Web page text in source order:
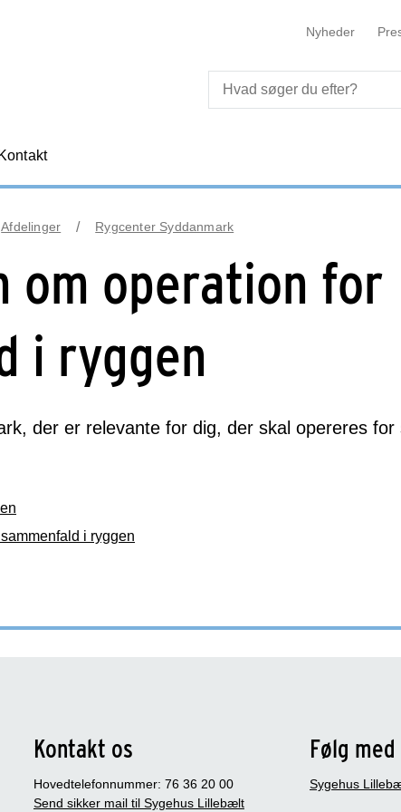
Nyheder
Kontakt
Afdelinger Rygcenter Syddanmark
om operation for
i ryggen
der er relevante for dig, der skal opereres for
i ryggen
Kontakt os
Hovedtelefonnummer: 76 36 20 00
Send sikker mail til Sygehus Lillebælt
Følg med
Sygehus